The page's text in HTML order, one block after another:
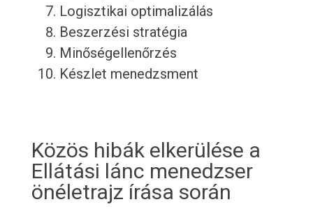
Logisztikai optimalizálás
Beszerzési stratégia
Minőségellenőrzés
Készlet menedzsment
Közös hibák elkerülése a
Ellátási lánc menedzser
önéletrajz írása során